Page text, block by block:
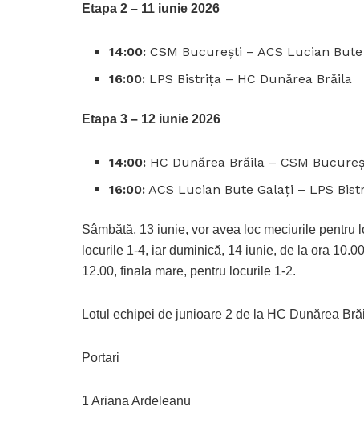
Etapa 2 – 11 iunie 2026
14:00: CSM București – ACS Lucian
16:00: LPS Bistrița – HC Dunărea Brăila
Etapa 3 – 12 iunie 2026
14:00: HC Dunărea Brăila – CSM
16:00: ACS Lucian Bute Galați – LPS
Sâmbătă, 13 iunie, vor avea loc meciurile
locurile 1-4, iar duminică, 14 iunie, de la ora
12.00, finala mare, pentru locurile 1-2.
Lotul echipei de junioare 2 de la HC Dunărea
Portari
1 Ariana Ardeleanu